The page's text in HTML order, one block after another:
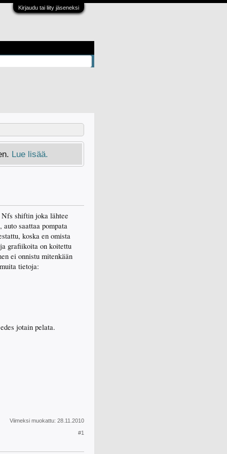
Kirjaudu tai liity jäseneksi
Lue lisää.
shiftin joka lähtee
saattaa pompata
koska en omista
grafiikoita on koitettu
ei onnistu mitenkään
tietoja:
jotain pelata.
Viimeksi muokattu: 28.11.2010
#1